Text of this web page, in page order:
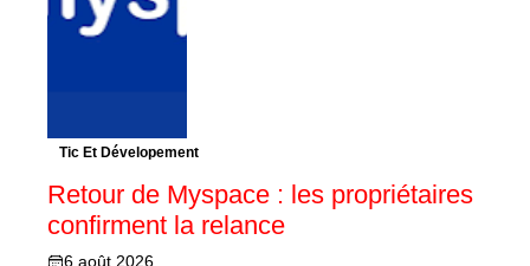
Tic Et Dévelopement
Retour de Myspace : les propriétaires
confirment la relance
6 août 2026